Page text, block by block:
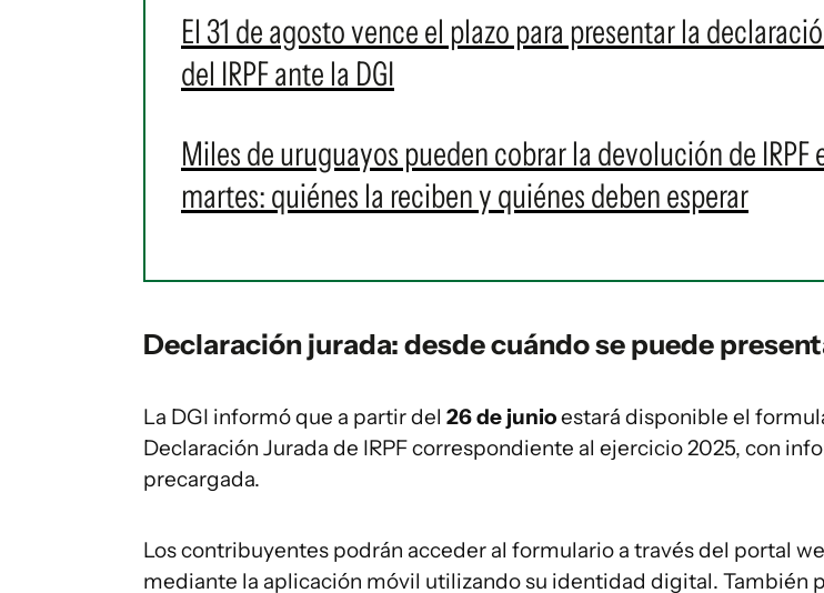
El 31 de agosto vence el plazo para presentar la
del IRPF ante la DGI
Miles de uruguayos pueden cobrar la devolución de IRPF
martes: quiénes la reciben y quiénes deben esperar
Declaración jurada: desde cuándo se puede
La DGI informó que a partir del 26 de junioestará disponible el
Declaración Jurada de IRPF correspondiente al ejercicio 2025, con
precargada.
Los contribuyentes podrán acceder al formulario a través del portal
mediante la aplicación móvil utilizando su identidad digital. También